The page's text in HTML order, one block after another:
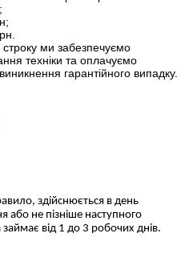
строку ми забезпечуємо
техніки та оплачуємо
гарантійного випадку.
здійснюється в день
не пізніше наступного
від 1 до 3 робочих днів.